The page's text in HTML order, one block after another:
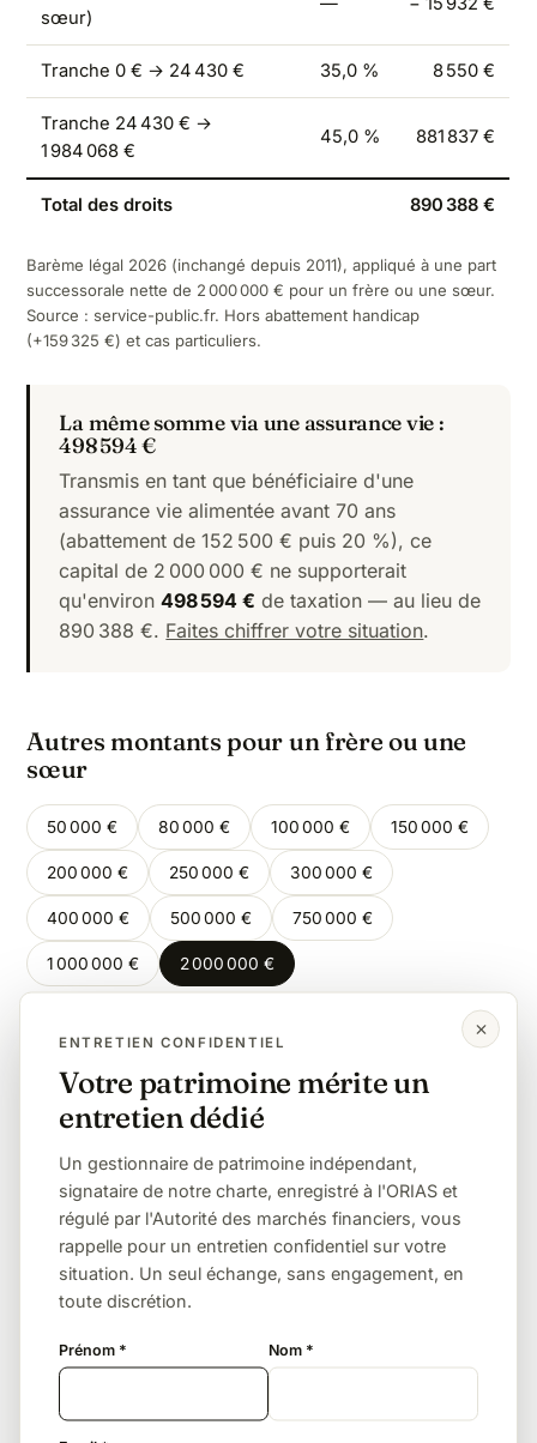
sœur)
Tranche 0 € → 24 430 € 35,0 % 8 550 €
Tranche 24 430 € →
1 984 068 €
45,0 % 881 837 €
Total des droits 890 388 €
Barème légal 2026 (inchangé depuis 2011), appliqué à une part
successorale nette de 2 000 000 € pour un frère ou une sœur.
Source : service-public.fr. Hors abattement handicap
(+159 325 €) et cas particuliers.
La même somme via une assurance vie :
498 594 €
Transmis en tant que bénéficiaire d'une
assurance vie alimentée avant 70 ans
(abattement de 152 500 € puis 20 %), ce
capital de 2 000 000 € ne supporterait
qu'environ498 594 € de taxation — au lieu de
890 388 €. Faites chiffrer votre situation.
Autres montants pour un frère ou une
sœur
50 000 € 80 000 € 100 000 € 150 000 €
200 000 € 250 000 € 300 000 €
400 000 € 500 000 € 750 000 €
1 000 000 € 2 000 000 €
Même montant, autre lien de parenté
Enfant Petit-enfant
Neveu / nièce Sans lien (concubin, ami)
L'exonération totale, sous conditions
Un frère ou une sœur est totalement exonéré s'il
le défunt durant les 5 années précédant le décès,
être célibataire, veuf ou divorcé, et avoir plus de
50 ans ou être infirme.
ENTRETIEN CONFIDENTIEL
Votre patrimoine mérite un
entretien dédié
Un gestionnaire de patrimoine indépendant,
signataire de notre charte, enregistré à l'ORIAS et
régulé par l'Autorité des marchés financiers, vous
rappelle pour un entretien confidentiel sur votre
situation. Un seul échange, sans engagement, en
toute discrétion.
Prénom * Nom *